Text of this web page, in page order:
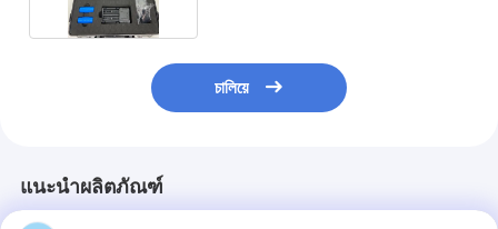
চালিয়ে
แนะนำผลิตภัณฑ์